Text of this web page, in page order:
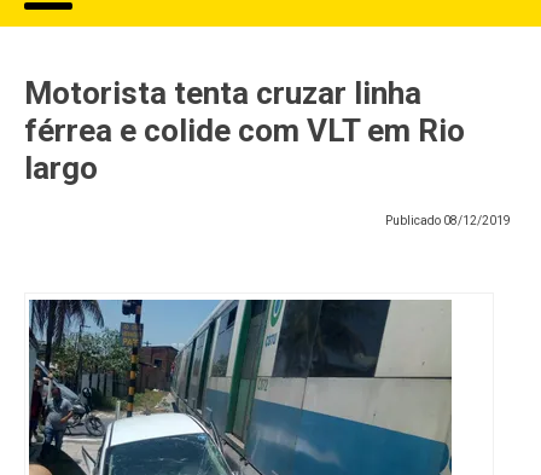
Motorista tenta cruzar linha
férrea e colide com VLT em Rio
largo
Publicado 08/12/2019